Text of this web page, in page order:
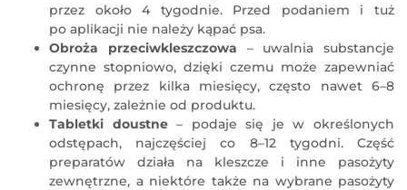
przez około 4 tygodnie. Przed podaniem i tuż
po aplikacji nie należy kąpać psa.
Obroża przeciwkleszczowa – uwalnia substancje
czynne stopniowo, dzięki czemu może zapewniać
ochronę przez kilka miesięcy, często nawet 6–8
miesięcy, zależnie od produktu.
Tabletki doustne– podaje się je w określonych
odstępach, najczęściej co 8–12 tygodni. Część
preparatów działa na kleszcze i inne pasożyty
zewnętrzne, a niektóre także na wybrane pasożyty